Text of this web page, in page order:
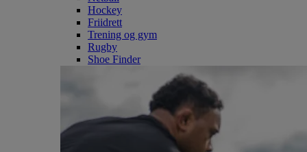
Hockey
Friidrett
Trening og gym
Rugby
Shoe Finder